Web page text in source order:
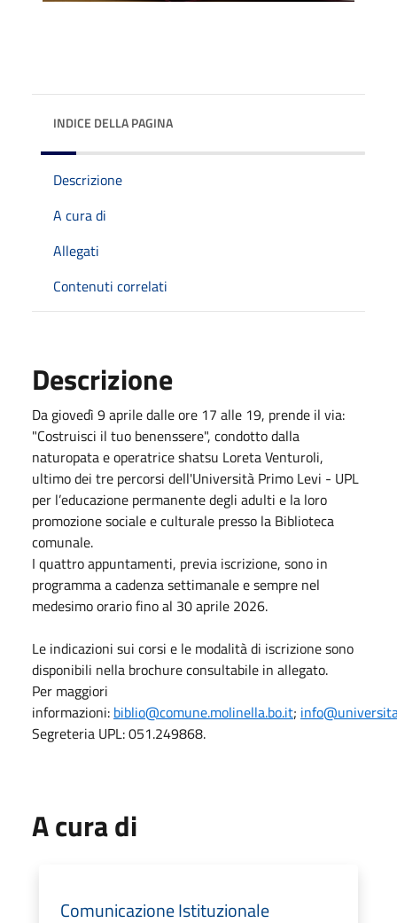
INDICE DELLA PAGINA
Descrizione
A cura di
Allegati
Contenuti correlati
Descrizione
Da giovedì 9 aprile dalle ore 17 alle 19, prende il via:
"Costruisci il tuo benenssere", condotto dalla
naturopata e operatrice shatsu Loreta Venturoli,
ultimo dei tre percorsi dell'Università Primo Levi - UPL
per l’educazione permanente degli adulti e la loro
promozione sociale e culturale presso la Biblioteca
comunale.
I quattro appuntamenti, previa iscrizione, sono in
programma a cadenza settimanale e sempre nel
medesimo orario fino al 30 aprile 2026.
Le indicazioni sui corsi e le modalità di iscrizione sono
disponibili nella brochure consultabile in allegato.
Per maggiori
informazioni: biblio@comune.molinella.bo.it;
Segreteria UPL: 051.249868.
A cura di
Comunicazione Istituzionale